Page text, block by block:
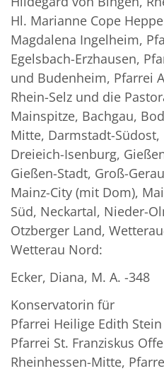
Hl. Marianne Cope
Magdalena Ingelheim,
Egelsbach-Erzhausen,
und Budenheim, Pfarrei
Rhein-Selz und die
Mainspitze, Bachgau,
Mitte, Darmstadt-
Dreieich-Isenburg,
Gießen-Stadt, Groß-
Mainz-City (mit Dom),
Süd, Neckartal, Nieder-
Otzberger Land,
Wetterau Nord:
Ecker, Diana, M. A. -348
Konservatorin für
Pfarrei Heilige Edith
Pfarrei St. Franziskus
Rheinhessen-Mitte,